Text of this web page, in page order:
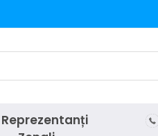
Reprezentanți